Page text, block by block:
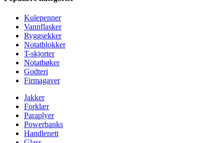
Kulepenner
Vannflasker
Ryggsekker
Notatblokker
T-skjorter
Notatbøker
Godteri
Firmagaver
Jakker
Forklær
Paraplyer
Powerbanks
Handlenett